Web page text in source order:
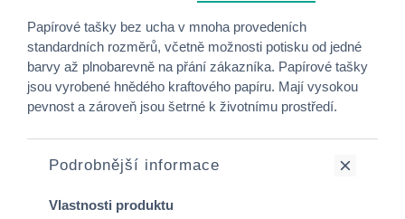
Papírové tašky bez ucha v mnoha provedeních
standardních rozměrů, včetně možnosti potisku od jedné
barvy až plnobarevně na přání zákazníka. Papírové tašky
jsou vyrobené hnědého kraftového papíru. Mají vysokou
pevnost a zároveň jsou šetrné k životnímu prostředí.
Podrobnější informace
Vlastnosti produktu